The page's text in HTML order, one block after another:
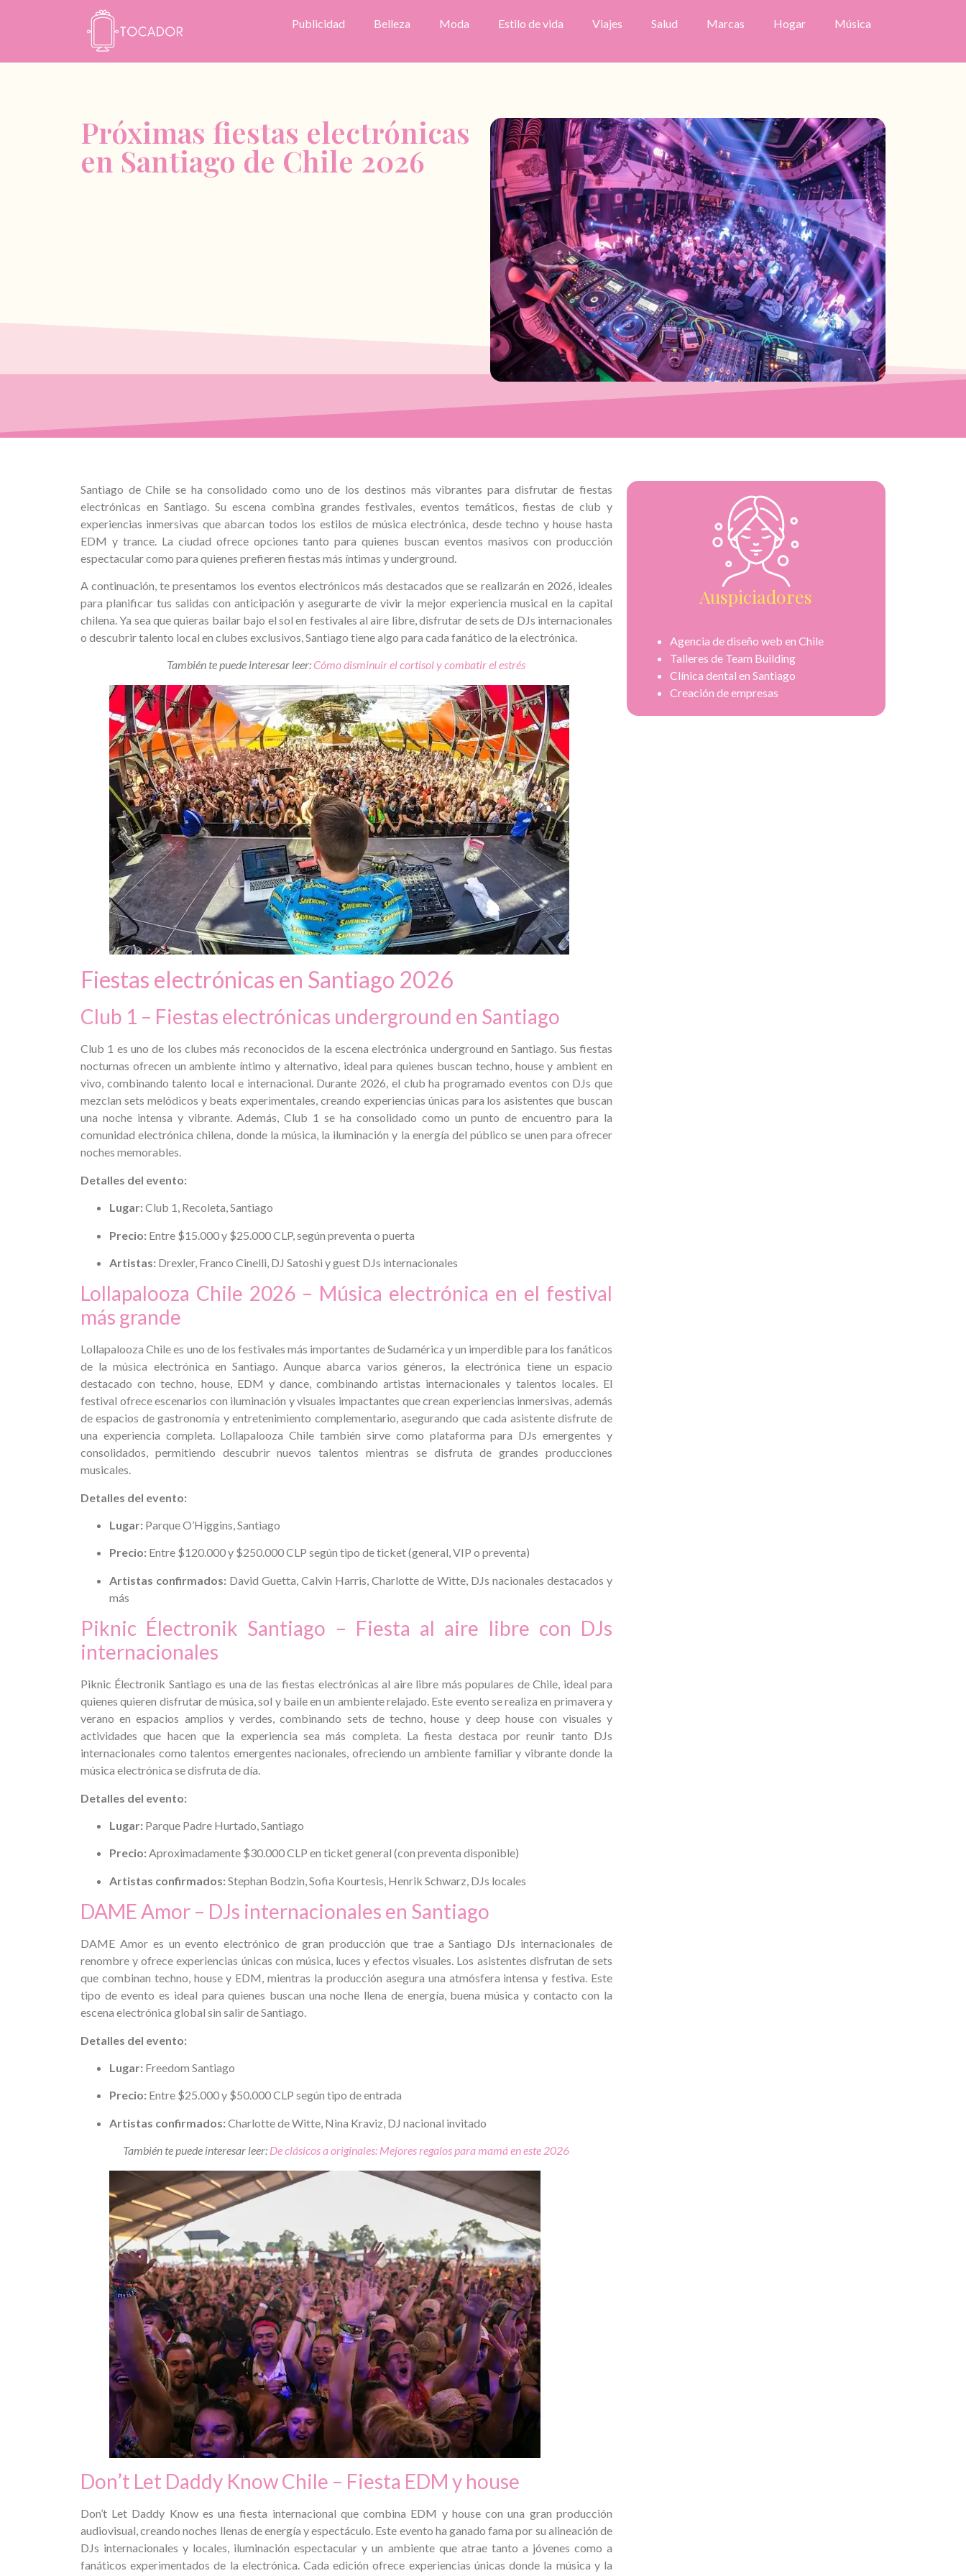
Publicidad Belleza Moda Estilo de vida Viajes Salud Marcas Hogar Música
Próximas fiestas electrónicas
en Santiago de Chile 2026
Santiago de Chile se ha consolidado como uno de los destinos más vibrantes para disfrutar de fiestas
electrónicas en Santiago. Su escena combina grandes festivales, eventos temáticos, fiestas de club y
experiencias inmersivas que abarcan todos los estilos de música electrónica, desde techno y house hasta
EDM y trance. La ciudad ofrece opciones tanto para quienes buscan eventos masivos con producción
espectacular como para quienes prefieren fiestas más íntimas y underground.
A continuación, te presentamos los eventos electrónicos más destacados que se realizarán en 2026, ideales
para planificar tus salidas con anticipación y asegurarte de vivir la mejor experiencia musical en la capital
chilena. Ya sea que quieras bailar bajo el sol en festivales al aire libre, disfrutar de sets de DJs internacionales
o descubrir talento local en clubes exclusivos, Santiago tiene algo para cada fanático de la electrónica.
También te puede interesar leer: Cómo disminuir el cortisol y combatir el estrés
Fiestas electrónicas en Santiago 2026
Club 1 – Fiestas electrónicas underground en Santiago
Club 1 es uno de los clubes más reconocidos de la escena electrónica underground en Santiago. Sus fiestas
nocturnas ofrecen un ambiente íntimo y alternativo, ideal para quienes buscan techno, house y ambient en
vivo, combinando talento local e internacional. Durante 2026, el club ha programado eventos con DJs que
mezclan sets melódicos y beats experimentales, creando experiencias únicas para los asistentes que buscan
una noche intensa y vibrante. Además, Club 1 se ha consolidado como un punto de encuentro para la
comunidad electrónica chilena, donde la música, la iluminación y la energía del público se unen para ofrecer
noches memorables.
Detalles del evento:
Lugar:Club 1, Recoleta, Santiago
Precio: Entre $15.000 y $25.000 CLP, según preventa o puerta
Artistas: Drexler, Franco Cinelli, DJ Satoshi y guest DJs internacionales
Lollapalooza Chile 2026 – Música electrónica en el festival
más grande
Lollapalooza Chile es uno de los festivales más importantes de Sudamérica y un imperdible para los fanáticos
de la música electrónica en Santiago. Aunque abarca varios géneros, la electrónica tiene un espacio
destacado con techno, house, EDM y dance, combinando artistas internacionales y talentos locales. El
festival ofrece escenarios con iluminación y visuales impactantes que crean experiencias inmersivas, además
de espacios de gastronomía y entretenimiento complementario, asegurando que cada asistente disfrute de
una experiencia completa. Lollapalooza Chile también sirve como plataforma para DJs emergentes y
consolidados, permitiendo descubrir nuevos talentos mientras se disfruta de grandes producciones
musicales.
Detalles del evento:
Lugar: Parque O’Higgins, Santiago
Precio: Entre $120.000 y $250.000 CLP según tipo de ticket (general, VIP o preventa)
Artistas confirmados: David Guetta, Calvin Harris, Charlotte de Witte, DJs nacionales destacados y
más
Piknic Électronik Santiago – Fiesta al aire libre con DJs
internacionales
Piknic Électronik Santiago es una de las fiestas electrónicas al aire libre más populares de Chile, ideal para
quienes quieren disfrutar de música, sol y baile en un ambiente relajado. Este evento se realiza en primavera y
verano en espacios amplios y verdes, combinando sets de techno, house y deep house con visuales y
actividades que hacen que la experiencia sea más completa. La fiesta destaca por reunir tanto DJs
internacionales como talentos emergentes nacionales, ofreciendo un ambiente familiar y vibrante donde la
música electrónica se disfruta de día.
Detalles del evento:
Lugar: Parque Padre Hurtado, Santiago
Precio:Aproximadamente $30.000 CLP en ticket general (con preventa disponible)
Artistas confirmados:Stephan Bodzin, Sofia Kourtesis, Henrik Schwarz, DJs locales
DAME Amor – DJs internacionales en Santiago
DAME Amor es un evento electrónico de gran producción que trae a Santiago DJs internacionales de
renombre y ofrece experiencias únicas con música, luces y efectos visuales. Los asistentes disfrutan de sets
que combinan techno, house y EDM, mientras la producción asegura una atmósfera intensa y festiva. Este
tipo de evento es ideal para quienes buscan una noche llena de energía, buena música y contacto con la
escena electrónica global sin salir de Santiago.
Detalles del evento:
Lugar: Freedom Santiago
Precio: Entre $25.000 y $50.000 CLP según tipo de entrada
Artistas confirmados:Charlotte de Witte, Nina Kraviz, DJ nacional invitado
También te puede interesar leer: De clásicos a originales: Mejores regalos para mamá en este 2026
Don’t Let Daddy Know Chile – Fiesta EDM y house
Don’t Let Daddy Know es una fiesta internacional que combina EDM y house con una gran producción
audiovisual, creando noches llenas de energía y espectáculo. Este evento ha ganado fama por su alineación de
DJs internacionales y locales, iluminación espectacular y un ambiente que atrae tanto a jóvenes como a
fanáticos experimentados de la electrónica. Cada edición ofrece experiencias únicas donde la música y la
Auspiciadores
Agencia de diseño web en Chile
Talleres de Team Building
Clínica dental en Santiago
Creación de empresas